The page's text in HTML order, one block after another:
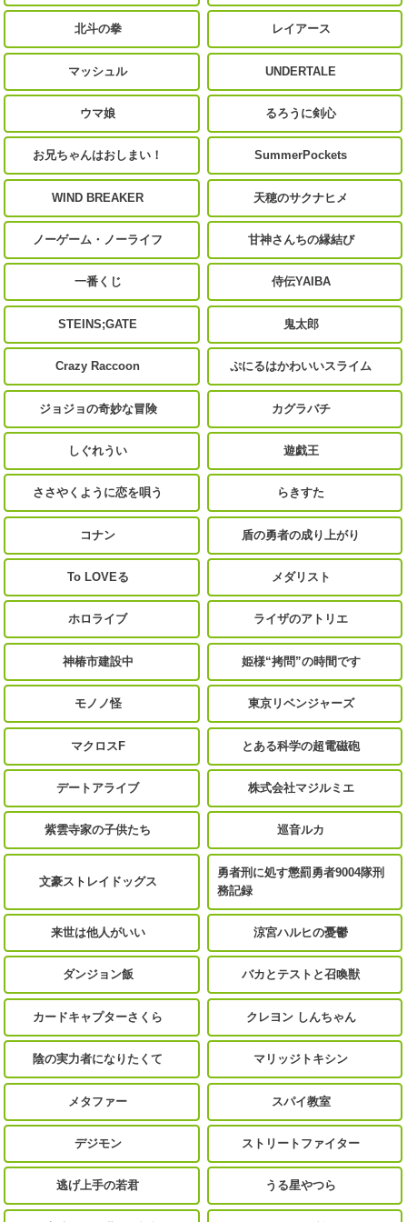
北斗の拳 レイアース
マッシュル UNDERTALE
ウマ娘 るろうに剣心
お兄ちゃんはおしまい！ SummerPockets
WIND BREAKER 天穂のサクナヒメ
ノーゲーム・ノーライフ 甘神さんちの縁結び
一番くじ 侍伝YAIBA
STEINS;GATE 鬼太郎
Crazy Raccoon ぷにるはかわいいスライム
ジョジョの奇妙な冒険 カグラバチ
しぐれうい 遊戯王
ささやくように恋を唄う らきすた
コナン 盾の勇者の成り上がり
To LOVEる メダリスト
ホロライブ ライザのアトリエ
神椿市建設中 姫様“拷問”の時間です
モノノ怪 東京リベンジャーズ
マクロスF とある科学の超電磁砲
デートアライブ 株式会社マジルミエ
紫雲寺家の子供たち 巡音ルカ
文豪ストレイドッグス
勇者刑に処す懲罰勇者9004隊刑
務記録
来世は他人がいい 涼宮ハルヒの憂鬱
ダンジョン飯 バカとテストと召喚獣
カードキャプターさくら クレヨン しんちゃん
陰の実力者になりたくて マリッジトキシン
メタファー スパイ教室
デジモン ストリートファイター
逃げ上手の若君 うる星やつら